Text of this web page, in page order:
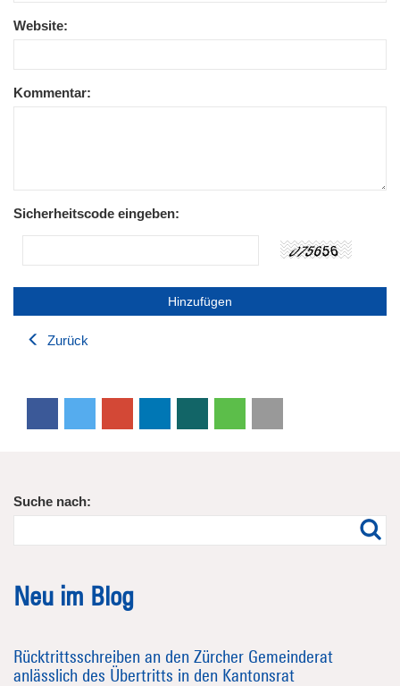
Website:
Kommentar:
Sicherheitscode eingeben:
Zurück
Suche nach:
Neu im Blog
Rücktrittsschreiben an den Zürcher Gemeinderat
anlässlich des Übertritts in den Kantonsrat